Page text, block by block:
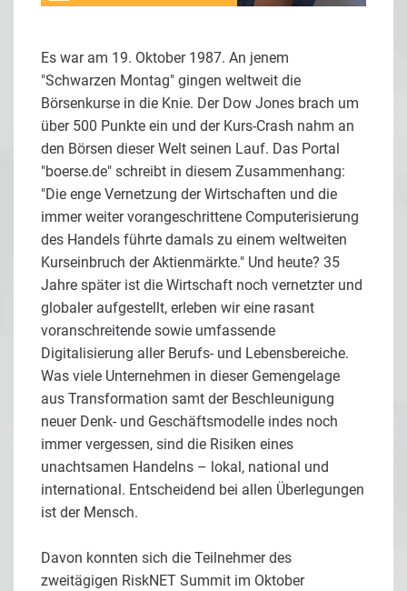
Es war am 19. Oktober 1987. An jenem
"Schwarzen Montag" gingen weltweit die
Börsenkurse in die Knie. Der Dow Jones brach um
über 500 Punkte ein und der Kurs-Crash nahm an
den Börsen dieser Welt seinen Lauf. Das Portal
"boerse.de" schreibt in diesem Zusammenhang:
"Die enge Vernetzung der Wirtschaften und die
immer weiter vorangeschrittene Computerisierung
des Handels führte damals zu einem weltweiten
Kurseinbruch der Aktienmärkte." Und heute? 35
Jahre später ist die Wirtschaft noch vernetzter und
globaler aufgestellt, erleben wir eine rasant
voranschreitende sowie umfassende
Digitalisierung aller Berufs- und Lebensbereiche.
Was viele Unternehmen in dieser Gemengelage
aus Transformation samt der Beschleunigung
neuer Denk- und Geschäftsmodelle indes noch
immer vergessen, sind die Risiken eines
unachtsamen Handelns – lokal, national und
international. Entscheidend bei allen Überlegungen
ist der Mensch.
Davon konnten sich die Teilnehmer des
zweitägigen RiskNET Summit im Oktober